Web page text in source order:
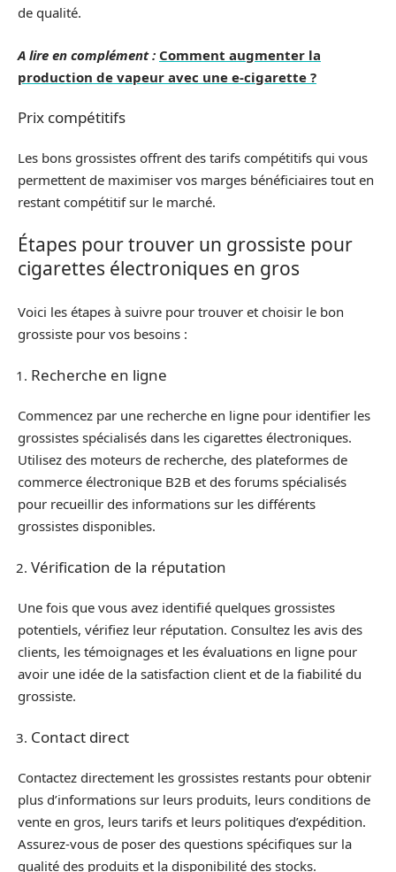
de qualité.
A lire en complément : Comment augmenter la
production de vapeur avec une e-cigarette ?
Prix compétitifs
Les bons grossistes offrent des tarifs compétitifs qui vous
permettent de maximiser vos marges bénéficiaires tout en
restant compétitif sur le marché.
Étapes pour trouver un grossiste pour
cigarettes électroniques en gros
Voici les étapes à suivre pour trouver et choisir le bon
grossiste pour vos besoins :
Recherche en ligne
Commencez par une recherche en ligne pour identifier les
grossistes spécialisés dans les cigarettes électroniques.
Utilisez des moteurs de recherche, des plateformes de
commerce électronique B2B et des forums spécialisés
pour recueillir des informations sur les différents
grossistes disponibles.
Vérification de la réputation
Une fois que vous avez identifié quelques grossistes
potentiels, vérifiez leur réputation. Consultez les avis des
clients, les témoignages et les évaluations en ligne pour
avoir une idée de la satisfaction client et de la fiabilité du
grossiste.
Contact direct
Contactez directement les grossistes restants pour obtenir
plus d’informations sur leurs produits, leurs conditions de
vente en gros, leurs tarifs et leurs politiques d’expédition.
Assurez-vous de poser des questions spécifiques sur la
qualité des produits et la disponibilité des stocks.